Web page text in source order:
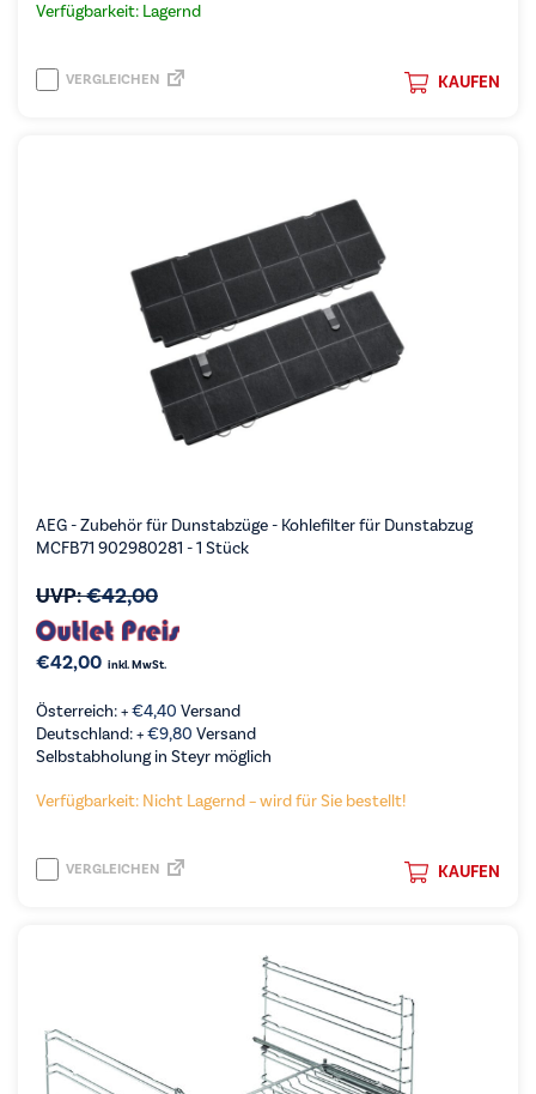
Verfügbarkeit: Lagernd
KAUFEN
VERGLEICHEN
AEG - Zubehör für Dunstabzüge - Kohlefilter für Dunstabzug
MCFB71 902980281 - 1 Stück
UVP:€42,00
€42,00 inkl. MwSt.
Österreich: +€4,40 Versand
Deutschland: +€9,80 Versand
Selbstabholung in Steyr möglich
Verfügbarkeit: Nicht Lagernd – wird für Sie bestellt!
KAUFEN
VERGLEICHEN